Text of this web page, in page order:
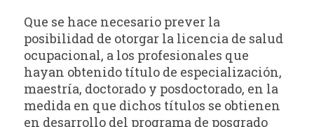
Que se hace necesario prever la
posibilidad de otorgar la licencia de salud
ocupacional, a los profesionales que
hayan obtenido título de especialización,
maestría, doctorado y posdoctorado, en la
medida en que dichos títulos se obtienen
en desarrollo del programa de posgrado